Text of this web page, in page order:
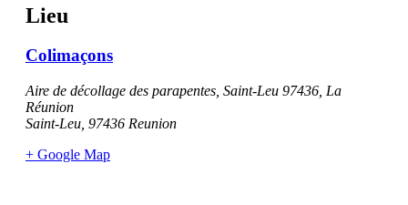
Lieu
Colimaçons
Aire de décollage des parapentes, Saint-Leu 97436, La
Réunion
Saint-Leu 97436 Reunion
+ Google Map